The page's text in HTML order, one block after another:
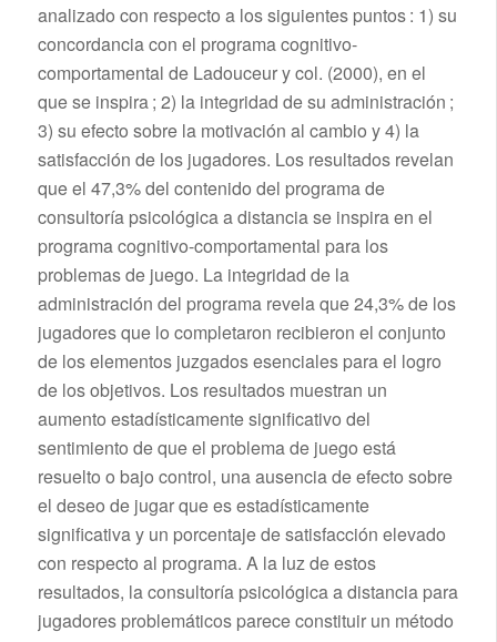
analizado con respecto a los siguientes puntos : 1) su
concordancia con el programa cognitivo-
comportamental de Ladouceur y col. (2000), en el
que se inspira ; 2) la integridad de su administración ;
3) su efecto sobre la motivación al cambio y 4) la
satisfacción de los jugadores. Los resultados revelan
que el 47,3% del contenido del programa de
consultoría psicológica a distancia se inspira en el
programa cognitivo-comportamental para los
problemas de juego. La integridad de la
administración del programa revela que 24,3% de los
jugadores que lo completaron recibieron el conjunto
de los elementos juzgados esenciales para el logro
de los objetivos. Los resultados muestran un
aumento estadísticamente significativo del
sentimiento de que el problema de juego está
resuelto o bajo control, una ausencia de efecto sobre
el deseo de jugar que es estadísticamente
significativa y un porcentaje de satisfacción elevado
con respecto al programa. A la luz de estos
resultados, la consultoría psicológica a distancia para
jugadores problemáticos parece constituir un método